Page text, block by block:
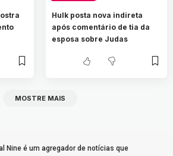
Hulk posta nova indireta
após comentário de tia da
esposa sobre Judas
MOSTRE MAIS
Nine é um agregador de notícias que